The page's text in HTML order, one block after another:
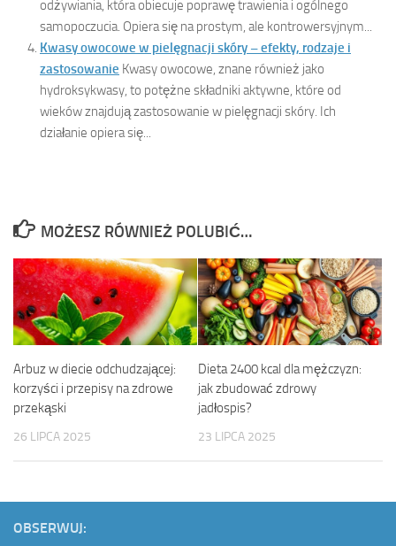
odżywiania, która obiecuje poprawę trawienia i ogólnego
samopoczucia. Opiera się na prostym, ale kontrowersyjnym...
Kwasy owocowe w pielęgnacji skóry – efekty, rodzaje i
zastosowanie Kwasy owocowe, znane również jako
hydroksykwasy, to potężne składniki aktywne, które od
wieków znajdują zastosowanie w pielęgnacji skóry. Ich
działanie opiera się...
MOŻESZ RÓWNIEŻ POLUBIĆ…
Arbuz w diecie odchudzającej:
korzyści i przepisy na zdrowe
przekąski
26 LIPCA 2025
Dieta 2400 kcal dla mężczyzn:
jak zbudować zdrowy
jadłospis?
23 LIPCA 2025
OBSERWUJ: